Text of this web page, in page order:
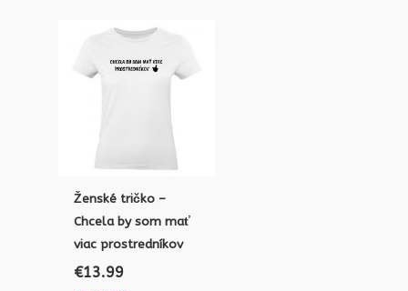
Ženské tričko –
Chcela by som mať
viac prostredníkov
€13.99